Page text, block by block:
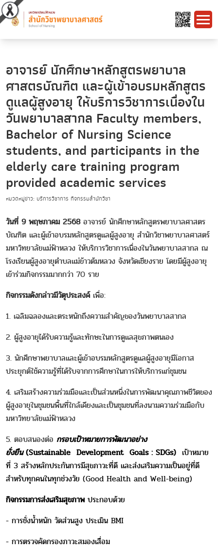
อาจารย์ นักศึกษาหลักสูตรพยาบาล
ศาสตรบัณฑิต และผู้เข้าอบรมหลักสูตร
ดูแลผู้สูงอายุ ให้บริการวิชาการเนื่องใน
วันพยาบาลสากล Faculty members,
Bachelor of Nursing Science
students, and participants in the
elderly care training program
provided academic services
หมวดหมู่ข่าว: บริการวิชาการ กิจกรรมสำนักวิชา
วันที่ 9 พฤษภาคม 2568 อาจารย์ นักศึกษาหลักสูตรพยาบาลศาสตร
บัณฑิต และผู้เข้าอบรมหลักสูตรดูแลผู้สูงอายุ สำนักวิชาพยาบาลศาสตร์
มหาวิทยาลัยแม่ฟ้าหลวง ให้บริการวิชาการเนื่องในวันพยาบาลสากล ณ
โรงเรียนผู้สูงอายุตำบลแม่ข้าวต้มหลวง จังหวัดเชียงราย โดยมีผู้สูงอายุ
เข้าร่วมกิจกรรมมากกว่า 70 ราย
กิจกรรมดังกล่าวมีวัตุประสงค์ เพื่อ:
1. เฉลิมฉลองและตระหนักถึงความสำคัญของวันพยาบาลสากล
2. ผู้สูงอายุได้รับความรู้และทักษะในการดูแลสุขภาพตนเอง
3. นักศึกษาพยาบาลและผู้เข้าอบรมหลักสูตรดูแลผู้สูงอายุมีโอกาส
ประยุกต์ใช้ความรู้ที่ได้รับจากการศึกษาในการให้บริการแก่ชุมชน
4. เสริมสร้างความร่วมมือและเป็นส่วนหนึ่งในการพัฒนาคุณภาพชีวิตของ
ผู้สูงอายุในชุมชนพื้นที่ใกล้เคียงและเป็นชุมชนที่ลงนามความร่วมมือกับ
มหาวิทยาลัยแม่ฟ้าหลวง
5. ตอบสนองต่อ กรอบเป้าหมายการพัฒนาอย่าง
ยั่งยืน(Sustainable Development Goals : SDGs) เป้าหมาย
ที่ 3 สร้างหลักประกันการมีสุขภาวะที่ดี และส่งเสริมความเป็นอยู่ที่ดี
สำหรับทุกคนในทุกช่วงวัย (Good Health and Well-being)
กิจกรรมการส่งเสริมสุขภาพ ประกอบด้วย
- การชั่งน้ำหนัก วัดส่วนสูง ประเมิน BMI
- การตรวจคัดกรองภาวะสมองเสื่อม